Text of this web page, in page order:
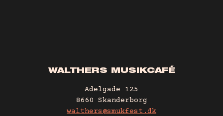
WALTHERS MUSIKCAFÉ
Adelgade 125
8660 Skanderborg
walthers@smukfest.dk